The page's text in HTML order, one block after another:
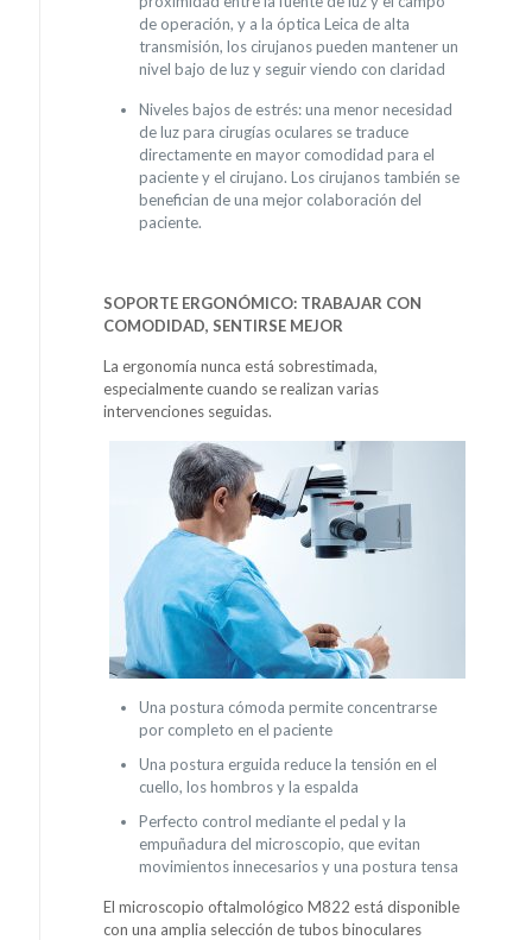
de operación, y a la óptica Leica de alta
transmisión, los cirujanos pueden mantener un
nivel bajo de luz y seguir viendo con claridad
Niveles bajos de estrés: una menor necesidad
de luz para cirugías oculares se traduce
directamente en mayor comodidad para el
paciente y el cirujano. Los cirujanos también se
benefician de una mejor colaboración del
paciente.
SOPORTE ERGONÓMICO: TRABAJAR CON
COMODIDAD, SENTIRSE MEJOR
La ergonomía nunca está sobrestimada,
especialmente cuando se realizan varias
intervenciones seguidas.
Una postura cómoda permite concentrarse
por completo en el paciente
Una postura erguida reduce la tensión en el
cuello, los hombros y la espalda
Perfecto control mediante el pedal y la
empuñadura del microscopio, que evitan
movimientos innecesarios y una postura tensa
El microscopio oftalmológico M822 está disponible
con una amplia selección de tubos binoculares